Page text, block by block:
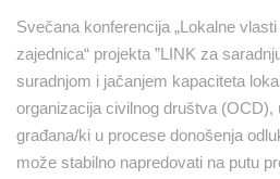
Svečana konferencija „Lokalne
zajednica“ projekta ”LINK za
suradnjom i jačanjem kapaciteta
organizacija civilnog društva
građana/ki u procese donošenja
može stabilno napredovati na putu